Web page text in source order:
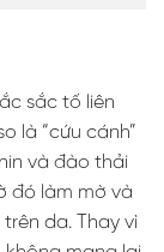
sắc tố liên
là “cứu cánh”
và đào thải
đó làm mờ và
da. Thay vì